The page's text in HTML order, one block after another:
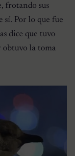
frotando sus
sí. Por lo que fue
dice que tuvo
obtuvo la toma